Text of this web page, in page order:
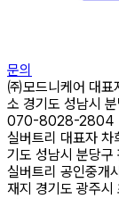
문의
㈜모드니케어 대표
소 경기도 성남시
070-8028-2804
실버트리 대표자 차
기도 성남시 분당
실버트리 공인중개
재지 경기도 광주